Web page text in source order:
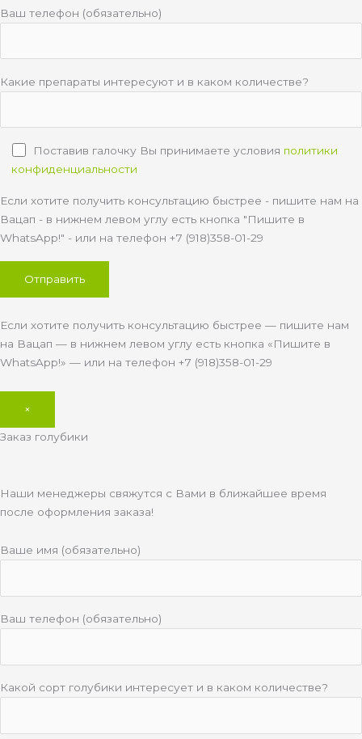
Ваш телефон (обязательно)
Какие препараты интересуют и в каком количестве?
Поставив галочку Вы принимаете условия политики
конфиденциальности
Если хотите получить консультацию быстрее - пишите нам на
Вацап - в нижнем левом углу есть кнопка "Пишите в
WhatsApp!" - или на телефон +7 (918)358-01-29
Если хотите получить консультацию быстрее — пишите нам
на Вацап — в нижнем левом углу есть кнопка «Пишите в
WhatsApp!» — или на телефон +7 (918)358-01-29
×
Заказ голубики
Наши менеджеры свяжутся с Вами в ближайшее время
после оформления заказа!
Ваше имя (обязательно)
Ваш телефон (обязательно)
Какой сорт голубики интересует и в каком количестве?